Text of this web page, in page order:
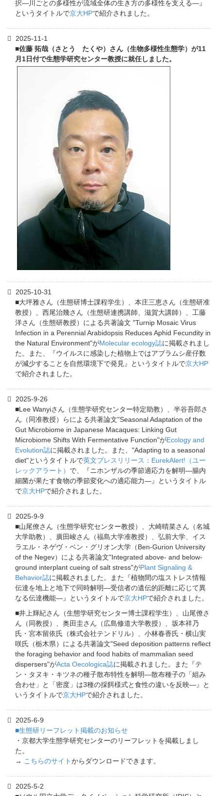
択―川ごとの多様性が流域全体の生き方の多様性を支える―』
というタイトルで京大HPで紹介されました。
2025-11-1
■佐藤 拓哉（さとう たくや）さん（生物多様性生態学）が11
月1日付で生態学研究センター教授に就任しました。
2025-10-31
■大坪雅さん（生態研博士課程学生）、本庄三恵さん（生態研准
教授）、西尾治幾さん（生態研連携講師、滋賀大講師）、工藤
洋さん（生態研教授）による共著論文 "Turnip Mosaic Virus
Infection in a Perennial Arabidopsis Reduces Aphid Fecundity in
the Natural Environment"がMolecular ecology誌に掲載されまし
た。また、『ウイルスに感染した植物上ではアブラムシ産仔数
が減少することを自然環境下で発見』というタイトルで京大HP
で紹介されました。
2025-9-26
■Lee Wanyiさん（生態学研究センター特定助教）、半谷吾郎さ
ん（同准教授）らによる共著論文"Seasonal Adaptation of the
Gut Microbiome in Japanese Macaques: Linking Gut
Microbiome Shifts With Fermentative Function"がEcology and
Evolution誌に掲載されました。また、"Adapting to a seasonal
diet"というタイトルで英文プレスリリース：EurekAlert!（ユー
レックアラート） で、『ニホンザルの季節適応力を解明―腸内
細菌が果たす食物の季節変化への適応能力―』というタイトル
で京大HPで紹介されました。
2025-9-9
■山尾僚さん（生態学研究センター教授）、大崎晴菜さん（名城
大学助教）、廣田峻さん（福島大学准教授）、弘前大学、イス
ラエル・ネゲヴ・ベン・グリオン大学（Ben-Gurion University
of the Negev）による共著論文"Integrated above- and below-
ground interplant cueing of salt stress"がPlant Signaling &
Behavior誌に掲載されました。また『植物間の塩ストレス情報
伝達を地上と地下で同時解明―受信者の遺伝的距離に応じて異
なる伝達機能―』というタイトルで京大HPで紹介されました。
■井上輝紀さん（生態学研究センター博士課程学生）、山尾僚さ
ん（同教授）、奥田圭さん（広島修道大学教授）、坂本祥乃
氏・宮本留依氏（株式会社テンドリル）、小林春香氏・横山実
咲氏（栃木県）による共著論文"Seed deposition patterns reflect
the foraging behavior and food habits of mammalian seed
dispersers"がActa Oecologica誌に掲載されました。また『テ
ン・タヌキ・キツネの種子散布特性を解明―散布種子の「組み
合わせ」と「密度」は3種の採餌様式と食性の違いを反映―』と
いうタイトルで京大HPで紹介されました。
2025-6-9
■生態研リーフレット掲載のお知らせ
・京都大学生態学研究センターのリーフレットを掲載しまし
た。
→ こちらのサイトからダウンロードできます。
2025-5-2